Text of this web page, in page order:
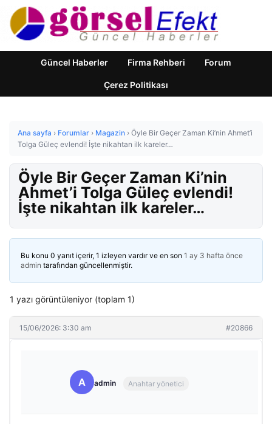
Güncel Haberler Firma Rehberi Forum
Çerez Politikası
Ana sayfa › Forumlar › Magazin › Öyle Bir Geçer Zaman Ki’nin Ahmet’i
Tolga Güleç evlendi! İşte nikahtan ilk kareler…
Öyle Bir Geçer Zaman Ki’nin
Ahmet’i Tolga Güleç evlendi!
İşte nikahtan ilk kareler…
Bu konu 0 yanıt içerir, 1 izleyen vardır ve en son 1 ay 3 hafta önce
admin tarafından güncellenmiştir.
1 yazı görüntüleniyor (toplam 1)
15/06/2026: 3:30 am #20866
A admin Anahtar yönetici